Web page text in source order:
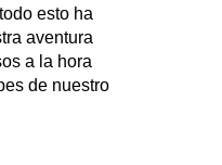
esto ha
aventura
a la hora
de nuestro